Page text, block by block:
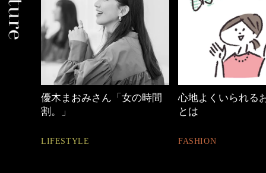
女の時間
心地よくいられるおしゃれ
とは
FASHION
【ワーママ
FASHION